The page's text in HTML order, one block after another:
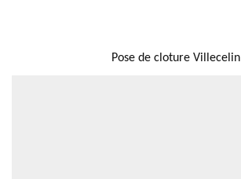
Pose de cloture Villecelin